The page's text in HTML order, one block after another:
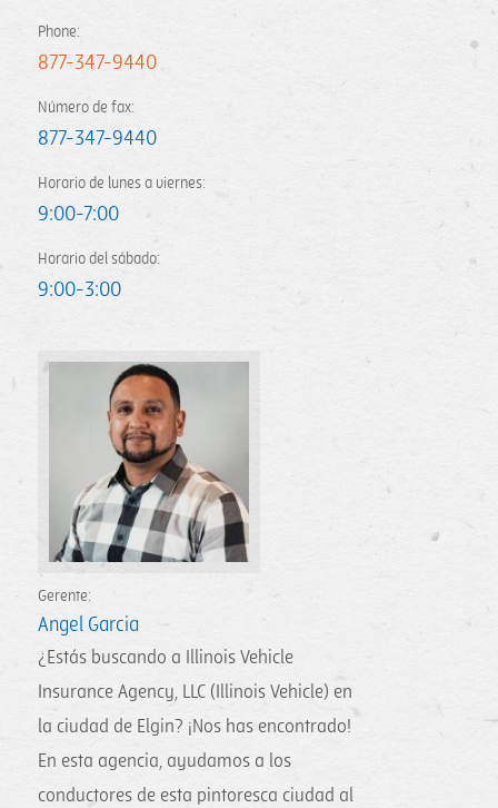
Phone:
877-347-9440
Número de fax:
877-347-9440
Horario de lunes a viernes:
9:00-7:00
Horario del sábado:
9:00-3:00
Gerente:
Angel Garcia
¿Estás buscando a Illinois Vehicle
Insurance Agency, LLC (Illinois Vehicle) en
la ciudad de Elgin? ¡Nos has encontrado!
En esta agencia, ayudamos a los
conductores de esta pintoresca ciudad al